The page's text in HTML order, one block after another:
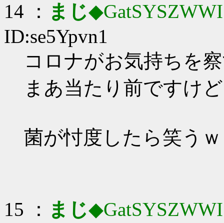
14 ： まじ◆GatSYSZWWI
ID:se5Ypvn1
コロナがお気持ちを
まあ当たり前ですけ
菌が忖度したら笑う
15 ： まじ◆GatSYSZWWI